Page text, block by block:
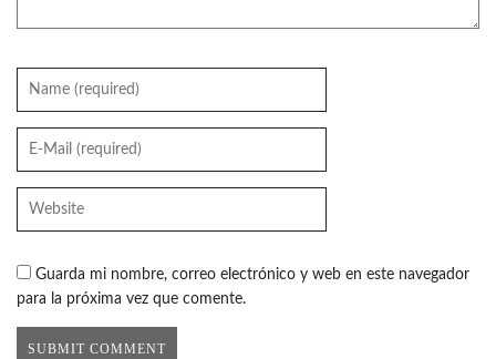
Guarda mi nombre, correo electrónico y web en este navegador
para la próxima vez que comente.